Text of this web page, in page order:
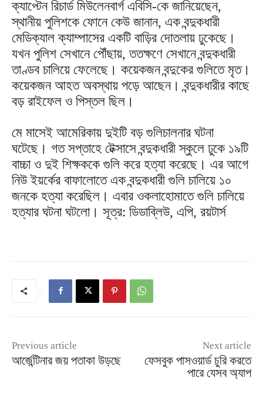
ক্যাপ্টেন রিচার্ড মিউলেনবার্গ এবিসি-কে জানিয়েছেন,
স্থানীয় পুলিশকে ফোনে কেউ জানান, এক বন্দুকধারী
মেডিক্যাল ক্যাম্পাসের একটি বাড়ির দোতলায় ঢুকেছে।
যখন পুলিশ সেখানে পৌঁছায়, ততক্ষণে সেখানে বন্দুকধারী
তাণ্ডব চালিয়ে ফেলেছে। কয়েকজন বন্দুকের গুলিতে মৃত।
কয়েকজন আহত অবস্থায় পড়ে আছেন। বন্দুকধারীর কাছে
বড় রাইফেল ও পিস্তল ছিল।
মে মাসেই আমেরিকায় দুইটি বড় গুলিচালনার ঘটনা
ঘটেছে। গত সপ্তাহে টেক্সাসে বন্দুকধারী স্কুলে ঢুকে ১৯টি
বাচ্চা ও দুই শিক্ষককে গুলি করে হত্যা করেছে। এর আগে
নিউ ইয়র্কের বাফালোতে এক বন্দুকধারী গুলি চালিয়ে ১০
জনকে হত্যা করেছিল। এবার ওকলাহোমাতে গুলি চালিয়ে
হত্যার ঘটনা ঘটলো। সূত্র: ডিডাব্লিউ, এপি, রয়টার্স
Previous article
আর্জেন্টিনার জয় পতাকা উড়ছে
Next article
ফেসবুক পাসওয়ার্ড চুরি করতে
পারে যেসব অ্যাপ